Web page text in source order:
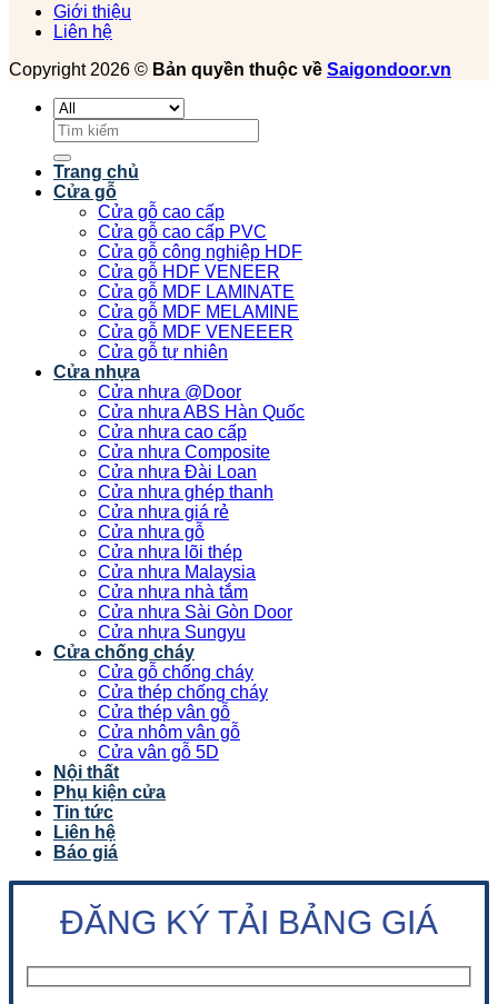
Giới thiệu
Liên hệ
Copyright 2026 © Bản quyền thuộc về Saigondoor.vn
Tìm
kiếm:
Trang chủ
Cửa gỗ
Cửa gỗ cao cấp
Cửa gỗ cao cấp PVC
Cửa gỗ công nghiệp HDF
Cửa gỗ HDF VENEER
Cửa gỗ MDF LAMINATE
Cửa gỗ MDF MELAMINE
Cửa gỗ MDF VENEEER
Cửa gỗ tự nhiên
Cửa nhựa
Cửa nhựa @Door
Cửa nhựa ABS Hàn Quốc
Cửa nhựa cao cấp
Cửa nhựa Composite
Cửa nhựa Đài Loan
Cửa nhựa ghép thanh
Cửa nhựa giá rẻ
Cửa nhựa gỗ
Cửa nhựa lõi thép
Cửa nhựa Malaysia
Cửa nhựa nhà tắm
Cửa nhựa Sài Gòn Door
Cửa nhựa Sungyu
Cửa chống cháy
Cửa gỗ chống cháy
Cửa thép chống cháy
Cửa thép vân gỗ
Cửa nhôm vân gỗ
Cửa vân gỗ 5D
Nội thất
Phụ kiện cửa
Tin tức
Liên hệ
Báo giá
ĐĂNG KÝ TẢI BẢNG GIÁ